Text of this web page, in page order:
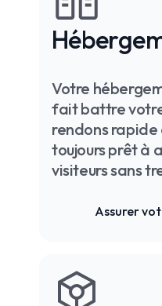
Votre
fait battre
rendons rapide
toujours prêt à
visiteurs sans
Assurer